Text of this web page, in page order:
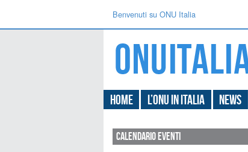
Benvenuti su ONU Italia
Home L’ONU in Italia News
Calendario Eventi